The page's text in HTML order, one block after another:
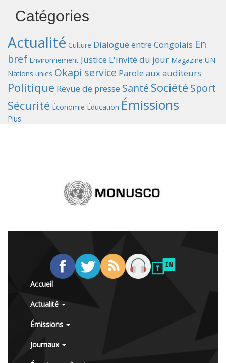
Catégories
Actualité Culture Dialogue entre Congolais En
bref Environnement Justice L'invité du jour Magazine UN
Nations unies Okapi service Parole aux auditeurs
Politique Revue de presse Santé Société Sport
Sécurité Économie Éducation Émissions
Plus
Accueil
Actualité
Émissions
Journaux